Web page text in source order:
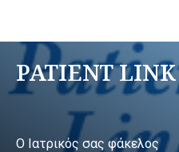
PATIENT LINK
Ο Ιατρικός σας φάκελος